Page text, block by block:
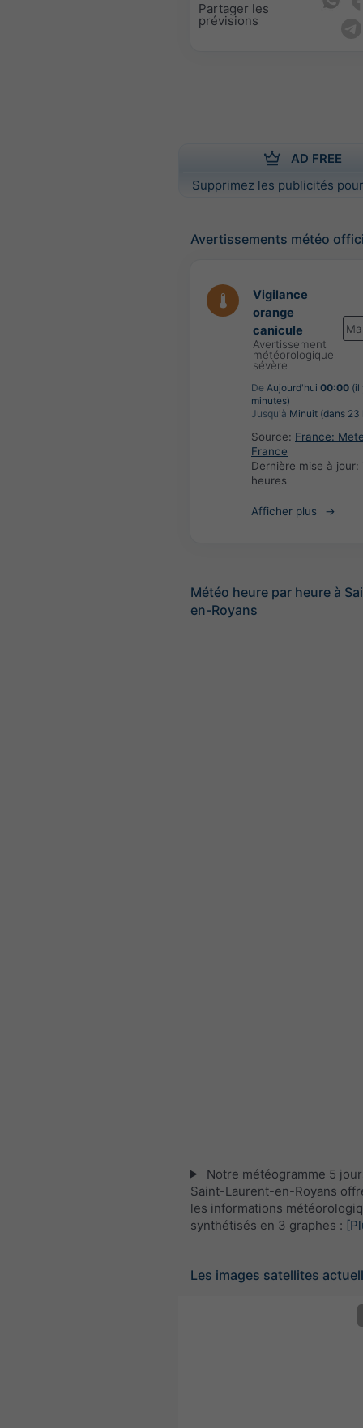
Partager les
prévisions
AD FREE
Supprimez les publicités
Avertissements météo
Vigilance
orange
canicule
Avertissement
météorologique
sévère
De Aujourd'hui 00:00 (il
minutes)
Jusqu'à Minuit (dans 23
Source: France:
France
Dernière mise à jour:
heures
Afficher plus
Météo heure par heure à
en-Royans
Notre météogramme 5
Saint-Laurent-en-Royans
les informations
synthétisés en 3 graphes :
Les images satellites